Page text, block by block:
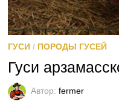
ГУСИ/ ПОРОДЫ ГУСЕЙ
Гуси
Автор: fermer